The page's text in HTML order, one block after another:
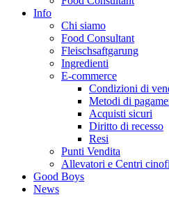
Info
Chi siamo
Food Consultant
Fleischsaftgarung
Ingredienti
E-commerce
Condizioni di
Metodi di
Acquisti sicuri
Diritto di recesso
Resi
Punti Vendita
Allevatori e Centri
Good Boys
News